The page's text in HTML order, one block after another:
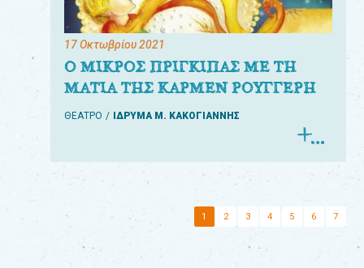
17 Οκτωβρίου 2021
Ο ΜΙΚΡΟΣ ΠΡΙΓΚΙΠΑΣ ΜΕ ΤΗ
ΜΑΤΙΑ ΤΗΣ ΚΑΡΜΕΝ ΡΟΥΓΓΕΡΗ
ΘΕΑΤΡΟ ΙΔΡΥΜΑ Μ. ΚΑΚΟΓΙΑΝΝΗΣ
1 2 3 4 5 6 7